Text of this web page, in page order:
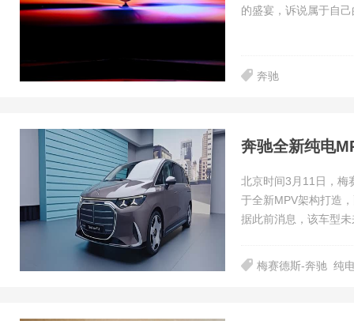
的盛宴，诉说属于自
奔驰
奔驰全新纯电
北京时间3月11日，
于全新MPV架构打造
据此前消息，该车型
梅赛德斯-奔驰 纯